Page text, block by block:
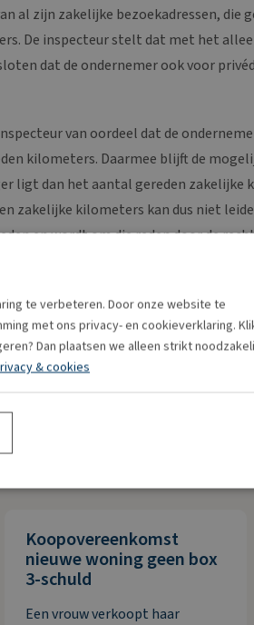
al zijn zakelijke bezoekadressen, die
De inspecteur stelt dat met het
dat de ondernemer ook voor
van oordeel dat de
kilometers. Daarmee blijft de
ligt dan het aantal gereden zakelijke
zakelijke kilometers kan dus niet
en wordt om die reden door de
aanmerking genomen voor het
| jurisprudentie |
Koopovereenkomst
nieuwe woning geen box
3-schuld
Een vrouw verkoopt haar
te verbeteren. Door onze website te
met ons privacy- en cookieverklaring.
Dan plaatsen we alleen strikt
& cookies